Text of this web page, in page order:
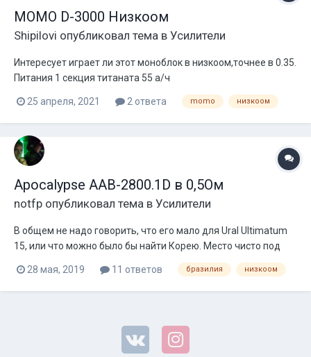
MOMO D-3000 Низкоом
Shipilovi опубликовал тема в Усилители
Интересует играет ли этот моноблок в низкоом,точнее в 0.35.
Питания 1 секция титаната 55 а/ч
25 апреля, 2021 2 ответа momo низкоом
Apocalypse AAB-2800.1D в 0,5Ом
notfp опубликовал тема в Усилители
В общем не надо говорить, что его мало для Ural Ultimatum
15, или что можно было бы найти Корею. Место чисто под
сидением, вся разводка есть. Интересует кто пробовал
начальные моноблоки Apocalypse в низкоом. Питание WPS
253A + подкапот AGM. Поскольку мотор очень немалый на
28 мая, 2019 11 ответов бразилия низкоом